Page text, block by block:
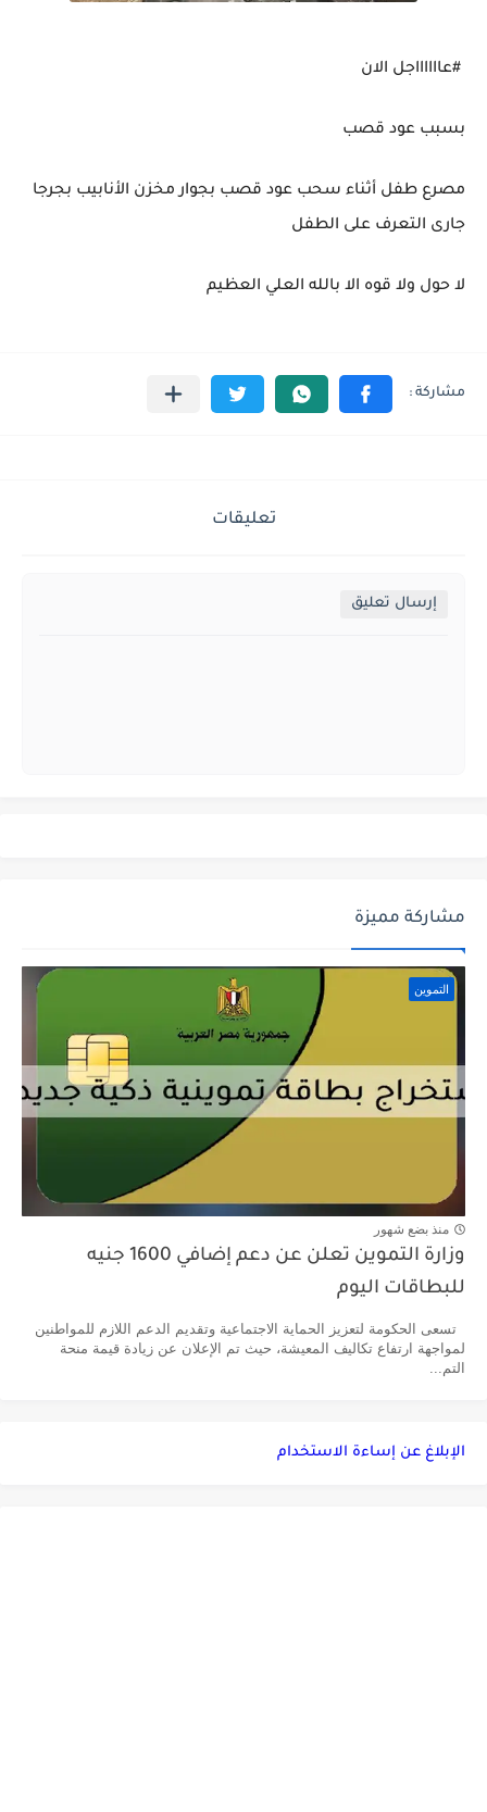
#عااااااجل الان
بسبب عود قصب
مصرع طفل أثناء سحب عود قصب بجوار مخزن الأنابيب بجرجا
جارى التعرف على الطفل
لا حول ولا قوه الا بالله العلي العظيم
تعليقات
إرسال تعليق
مشاركة مميزة
التموين
منذ بضع شهور
وزارة التموين تعلن عن دعم إضافي 1600 جنيه
للبطاقات اليوم
تسعى الحكومة لتعزيز الحماية الاجتماعية وتقديم الدعم اللازم للمواطنين
لمواجهة ارتفاع تكاليف المعيشة، حيث تم الإعلان عن زيادة قيمة منحة
التم...
الإبلاغ عن إساءة الاستخدام